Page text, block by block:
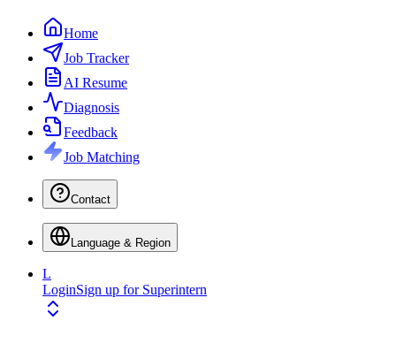
Home
Job Tracker
AI Resume
Diagnosis
Feedback
Job Matching
Contact
Language & Region
L
LoginSign up for Superintern